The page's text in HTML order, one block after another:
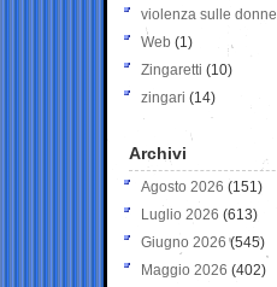
violenza sulle donne
Web (1)
Zingaretti (10)
zingari (14)
Archivi
Agosto 2026 (151)
Luglio 2026 (613)
Giugno 2026 (545)
Maggio 2026 (402)